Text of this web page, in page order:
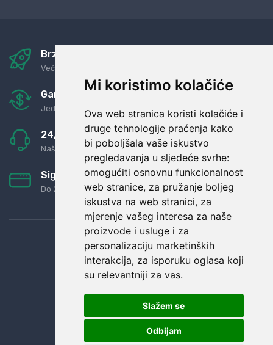
Mi koristimo kolačiće
Ova web stranica koristi kolačiće i
druge tehnologije praćenja kako
bi poboljšala vaše iskustvo
pregledavanja u sljedeće svrhe:
omogućiti osnovnu funkcionalnost
web stranice, za pružanje boljeg
iskustva na web stranici, za
mjerenje vašeg interesa za naše
proizvode i usluge i za
personalizaciju marketinških
interakcija, za isporuku oglasa koji
su relevantniji za vas.
Slažem se
Odbijam
Brza i sigurna dostava
Već za nekoliko dana kod vas
Garancija u povrat novaca
Jednostavno pravilo: Roba za novac
24/7 odlična podrška
Naši agenti uvijek na raspolaganju
Sigurno obročno plaćanje
Do 24 rata bez kamata